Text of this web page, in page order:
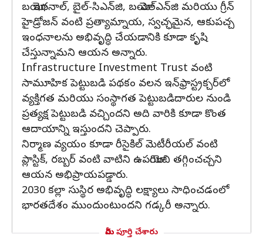
బయో ఇథనాల్, బైల్-సిఎన్‌జి, బయో-ఎల్‌ఎన్‌జి మరియు గ్రీన్
హైడ్రోజన్ వంటి ప్రత్యామ్నాయ, స్వచ్ఛమైన, ఆకుపచ్చ
ఇంధనాలను అభివృద్ధి చేయడానికి కూడా కృషి
చేస్తున్నామని ఆయన అన్నారు.
Infrastructure Investment Trust వంటి
సామూహిక పెట్టుబడి పథకం వలన ఇన్‌ఫ్రాస్ట్రక్చర్‌లో
వ్యక్తిగత మరియు సంస్థాగత పెట్టుబడిదారుల నుండి
ప్రత్యక్ష పెట్టుబడి వచ్చిందని అది వారికి కూడా కొంత
ఆదాయాన్ని ఇస్తుందని చెప్పారు.
నిర్మాణ వ్యయం కూడా రీసైకిల్ మెటీరీయల్ వంటి
ప్లాస్టిక్, రబ్బర్ వంటి వాటిని ఉపయోగించి తగ్గించచ్చని
ఆయన అభిప్రాయపడ్డారు.
2030 కల్లా సుస్థిర అభివృద్ధి లక్ష్యాలు సాధించడంలో
భారతదేశం ముందుంటుందని గడ్కరీ అన్నారు.
మీరు పూర్తి చేశారు